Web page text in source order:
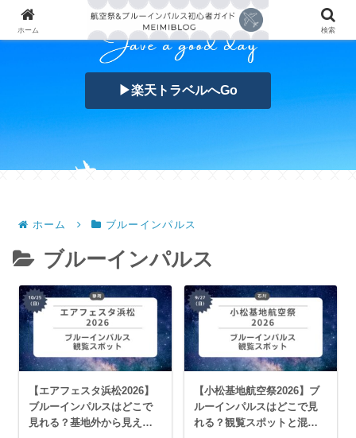
▶楽天トラベルへGo
ホーム ブルーインパルス
ブルーインパルス
【エアフェスタ浜松2026】
ブルーインパルスはどこで
見れる？基地外から見える
【小松基地航空祭2026】ブ
ルーインパルスはどこで見
れる？観覧スポットと混雑
ホーム 検索